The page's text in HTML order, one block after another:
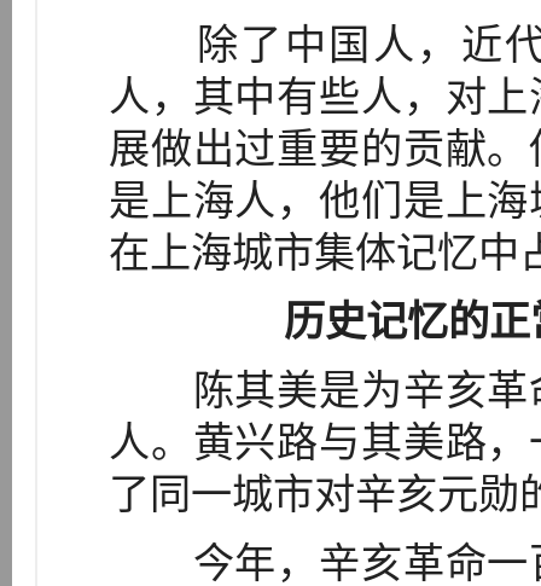
除了中国人，近代
人，其中有些人，对
展做出过重要的贡献
是上海人，他们是上
在上海城市集体记忆中
历史记忆的
陈其美是为辛亥革
人。黄兴路与其美路
了同一城市对辛亥元勋
今年，辛亥革命一